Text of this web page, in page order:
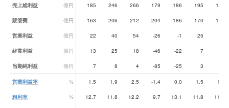
売上総利益 億円 185 246 266 179 186 195 193
販管費 億円 163 206 212 204 186 170 173
営業利益 億円 22 40 54 -26 -1 25
経常利益 億円 13 25 18 -46 -22 7
当期純利益 億円 7 8 4 -85 -25 3
営業利益率 % 1.5 1.9 2.5 -1.4 0.0 1.5 1.1
粗利率 % 12.7 11.8 12.2 9.7 13.1 11.8 11.2